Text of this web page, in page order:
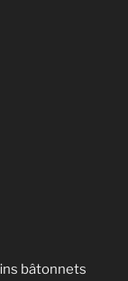
bâtonnets